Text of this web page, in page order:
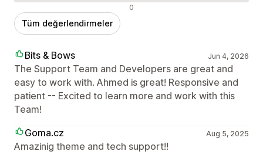
0
Tüm değerlendirmeler
Bits & Bows Jun 4, 2026
The Support Team and Developers are great and
easy to work with. Ahmed is great! Responsive and
patient -- Excited to learn more and work with this
Team!
Goma.cz
Aug 5, 2025
Amazinig theme and tech support!!